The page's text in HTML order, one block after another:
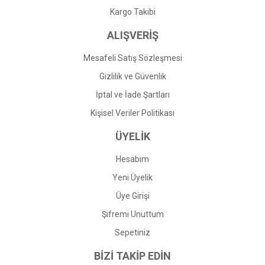
Gönder
Kargo Takibi
ALIŞVERİŞ
Mesafeli Satış Sözleşmesi
Gizlilik ve Güvenlik
İptal ve İade Şartları
Kişisel Veriler Politikası
ÜYELİK
Hesabım
Yeni Üyelik
Üye Girişi
Şifremi Unuttum
Sepetiniz
BİZİ TAKİP EDİN